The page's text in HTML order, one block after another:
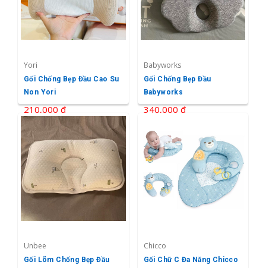
Yori
Gối Chống Bẹp Đầu Cao Su
Non Yori
210,000 ₫
Babyworks
Gối Chống Bẹp Đầu
Babyworks
340,000 ₫
Unbee
Gối Lõm Chống Bẹp Đầu
Chicco
Gối Chữ C Đa Năng Chicco